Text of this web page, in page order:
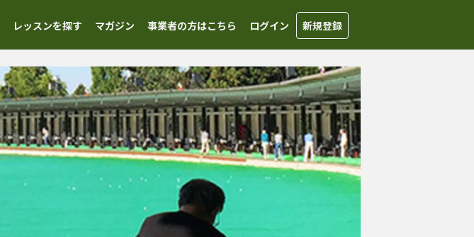
レッスンを探す マガジン 事業者の方はこちら ログイン 新規登録